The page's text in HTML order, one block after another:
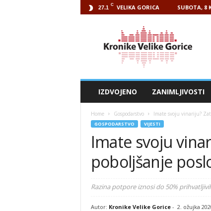
27.1 C VELIKA GORICA SUBOTA, 8
IZDVOJENO ZANIMLJIVOSTI
Home Gospodarstvo Imate svoju vinariju?
GOSPODARSTVO VIJESTI
Imate svoju
poboljšanje
Razina potpore iznosi do 50%
Autor: Kronike Velike Gorice- 2. ožujka